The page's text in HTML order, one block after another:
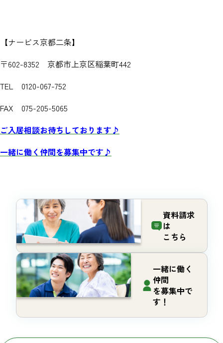
【ナービス京都二条】
〒602-8352 京都市上京区稲葉町442
TEL 0120-067-752
FAX 075-205-5065
ご入居相談お待ちしております♪
一緒に働く仲間を募集中です♪
資料請求
は
こちら
一緒に働く
仲間
を募集中で
す！